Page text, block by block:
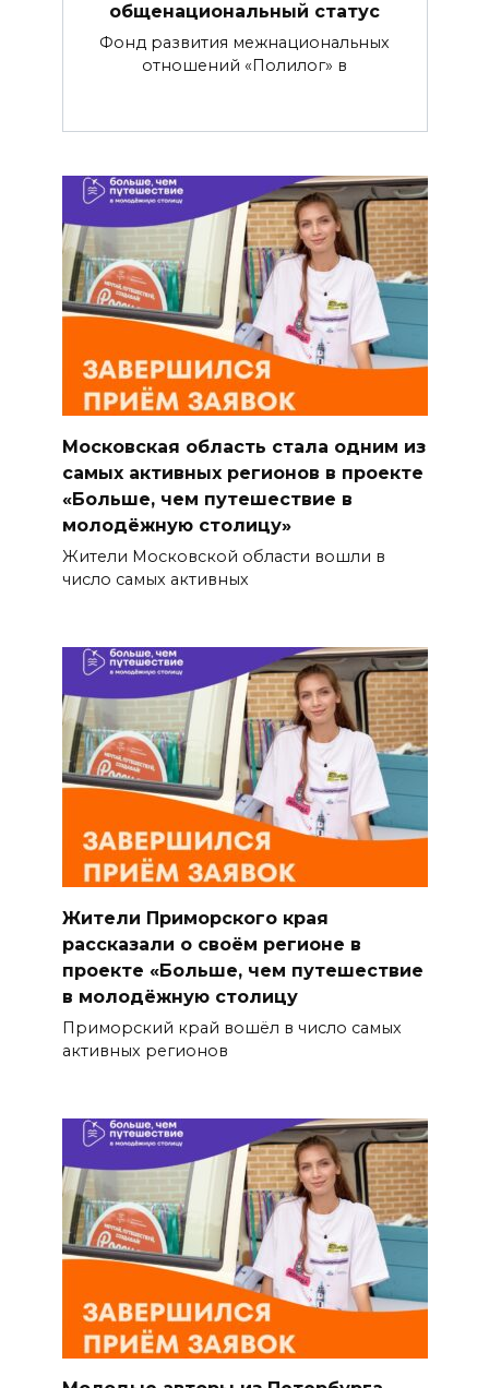
общенациональный статус
Фонд развития межнациональных
отношений «Полилог» в
Московская область стала одним из
самых активных регионов в проекте
«Больше, чем путешествие в
молодёжную столицу»
Жители Московской области вошли в
число самых активных
Жители Приморского края
рассказали о своём регионе в
проекте «Больше, чем путешествие
в молодёжную столицу
Приморский край вошёл в число самых
активных регионов